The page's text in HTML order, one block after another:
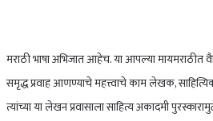
मराठी भाषा अभिजात आहेच. या आपल्या
समृद्ध प्रवाह आणण्याचे महत्त्वाचे काम लेखक,
त्यांच्या या लेखन प्रवासाला साहित्य अकादमी